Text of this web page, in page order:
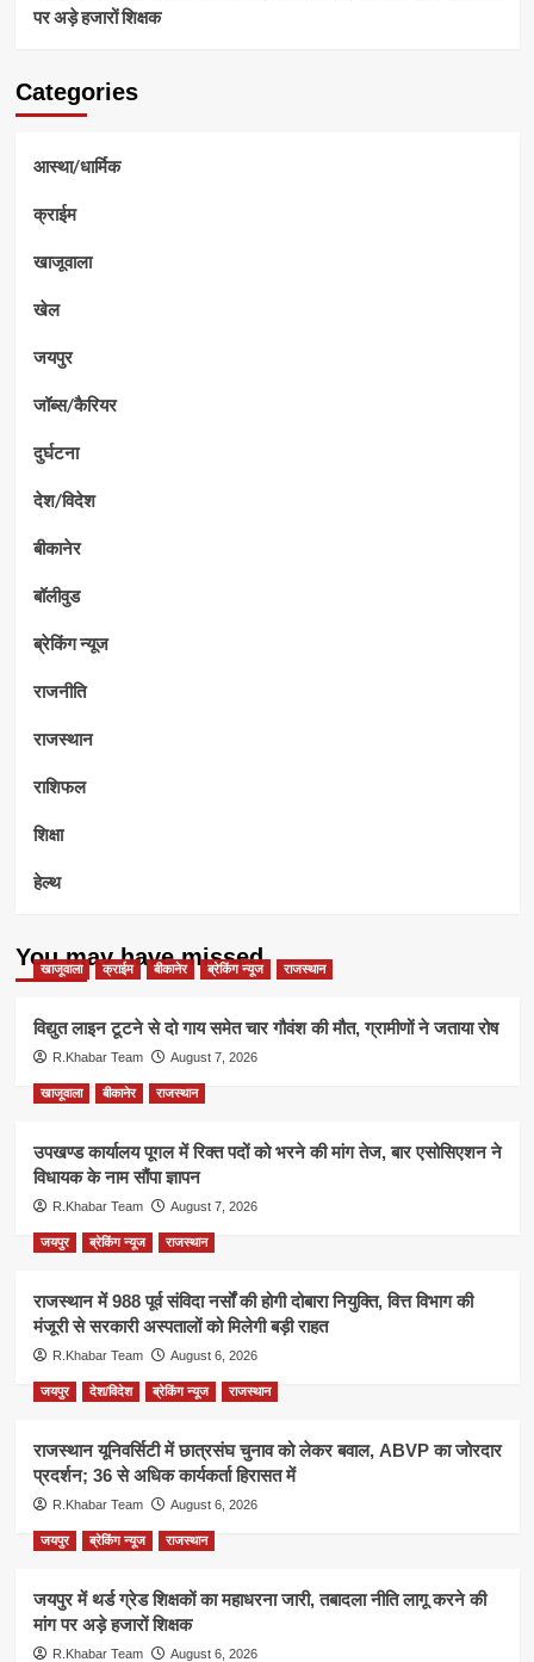
पर अड़े हजारों शिक्षक
Categories
आस्था/धार्मिक
क्राईम
खाजूवाला
खेल
जयपुर
जॉब्स/कैरियर
दुर्घटना
देश/विदेश
बीकानेर
बॉलीवुड
ब्रेकिंग न्यूज
राजनीति
राजस्थान
राशिफल
शिक्षा
हेल्थ
You may have missed
खाजूवाला क्राईम बीकानेर ब्रेकिंग न्यूज राजस्थान
विद्युत लाइन टूटने से दो गाय समेत चार गौवंश की मौत, ग्रामीणों ने जताया रोष
R.Khabar Team August 7, 2026
खाजूवाला बीकानेर राजस्थान
उपखण्ड कार्यालय पूगल में रिक्त पदों को भरने की मांग तेज, बार एसोसिएशन ने
विधायक के नाम सौंपा ज्ञापन
R.Khabar Team August 7, 2026
जयपुर ब्रेकिंग न्यूज राजस्थान
राजस्थान में 988 पूर्व संविदा नर्सों की होगी दोबारा नियुक्ति, वित्त विभाग की
मंजूरी से सरकारी अस्पतालों को मिलेगी बड़ी राहत
R.Khabar Team August 6, 2026
जयपुर देश/विदेश ब्रेकिंग न्यूज राजस्थान
राजस्थान यूनिवर्सिटी में छात्रसंघ चुनाव को लेकर बवाल, ABVP का जोरदार
प्रदर्शन; 36 से अधिक कार्यकर्ता हिरासत में
R.Khabar Team August 6, 2026
जयपुर ब्रेकिंग न्यूज राजस्थान
जयपुर में थर्ड ग्रेड शिक्षकों का महाधरना जारी, तबादला नीति लागू करने की
मांग पर अड़े हजारों शिक्षक
R.Khabar Team August 6, 2026